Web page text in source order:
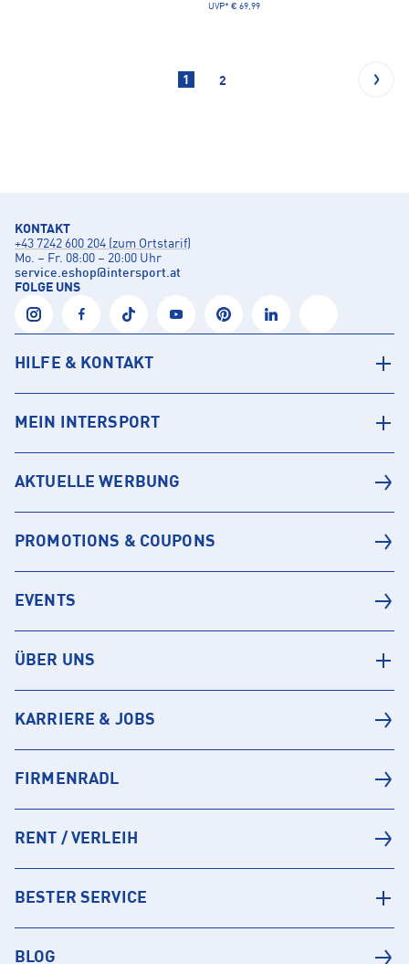
UVP* € 69,99
1 2
KONTAKT
+43 7242 600 204 (zum Ortstarif)
Mo. – Fr. 08:00 – 20:00 Uhr
service.eshop@intersport.at
FOLGE UNS
HILFE & KONTAKT
MEIN INTERSPORT
AKTUELLE WERBUNG
PROMOTIONS & COUPONS
EVENTS
ÜBER UNS
KARRIERE & JOBS
FIRMENRADL
RENT / VERLEIH
BESTER SERVICE
BLOG